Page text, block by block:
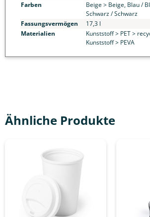
Farben
Beige > Beige, Blau /
Schwarz / Schwarz
Fassungsvermögen
17,3 l
Materialien
Kunststoff > PET >
Kunststoff > PEVA
Ähnliche Produkte